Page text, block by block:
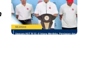
Demo 25
Asing
Turunkan Berat